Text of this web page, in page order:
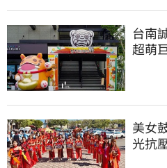
台南誠
超萌
美女
光抗